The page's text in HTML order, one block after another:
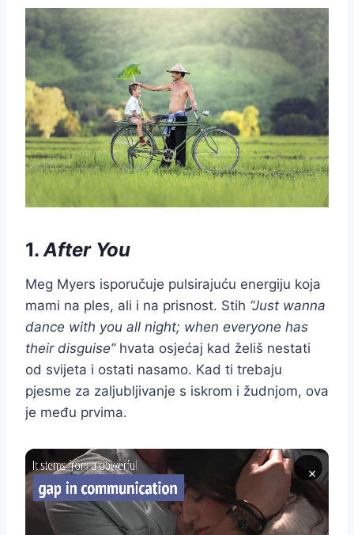
1.After You
Meg Myers isporučuje pulsirajuću energiju koja
mami na ples, ali i na prisnost. Stih “Just wanna
dance with you all night; when everyone has
their disguise”hvata osjećaj kad želiš nestati
od svijeta i ostati nasamo. Kad ti trebaju
pjesme za zaljubljivanje s iskrom i žudnjom, ova
je među prvima.
×